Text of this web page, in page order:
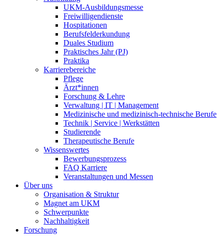
UKM-Ausbildungsmesse
Freiwilligendienste
Hospitationen
Berufsfelderkundung
Duales Studium
Praktisches Jahr (PJ)
Praktika
Karrierebereiche
Pflege
Ärzt*innen
Forschung & Lehre
Verwaltung | IT | Management
Medizinische und medizinisch-technische Berufe
Technik | Service | Werkstätten
Studierende
Therapeutische Berufe
Wissenswertes
Bewerbungsprozess
FAQ Karriere
Veranstaltungen und Messen
Über uns
Organisation & Struktur
Magnet am UKM
Schwerpunkte
Nachhaltigkeit
Forschung